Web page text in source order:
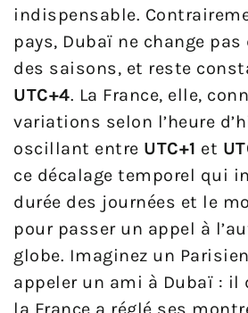
indispensable.
pays, Dubaï ne change pas
des saisons, et reste
UTC+4. La France, elle,
variations selon l’heure
oscillant entre UTC+1 et
ce décalage temporel qui
durée des journées et le
pour passer un appel à
globe. Imaginez un
appeler un ami à Dubaï : il